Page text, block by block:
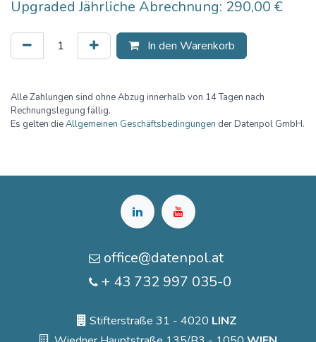
Upgraded Jährliche Abrechnung: 290,00 €
In den Warenkorb
Alle Zahlungen sind ohne Abzug innerhalb von 14 Tagen nach
Rechnungslegung fällig.
Es gelten dieAllgemeinen Geschäftsbedingungen der Datenpol GmbH.
office@datenpol.at
+ 43 732 997 035-0
Stifterstraße 31 - 4020 LINZ